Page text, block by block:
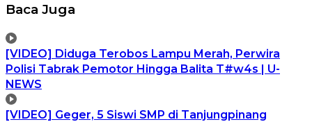
Baca Juga
[VIDEO] Diduga Terobos Lampu Merah, Perwira
Polisi Tabrak Pemotor Hingga Balita T#w4s | U-
NEWS
[VIDEO] Geger, 5 Siswi SMP di Tanjungpinang